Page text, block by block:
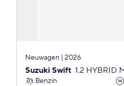
Neuwagen | 2026
Suzuki Swift 1.2 HYBRID
Benzin